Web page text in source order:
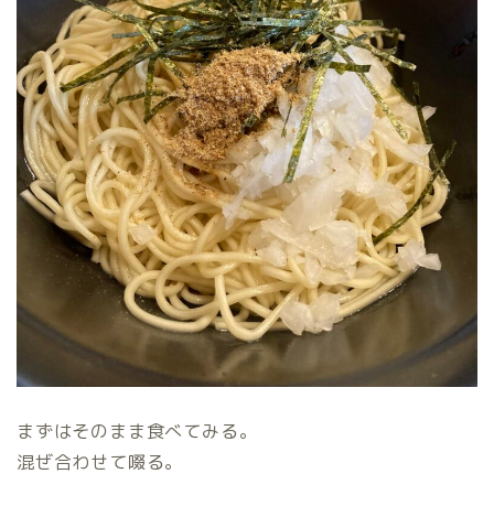
まずはそのまま食べてみる。
混ぜ合わせて啜る。